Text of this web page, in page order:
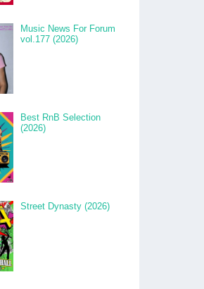
Music News For Forum
vol.177 (2026)
Best RnB Selection
(2026)
Street Dynasty (2026)